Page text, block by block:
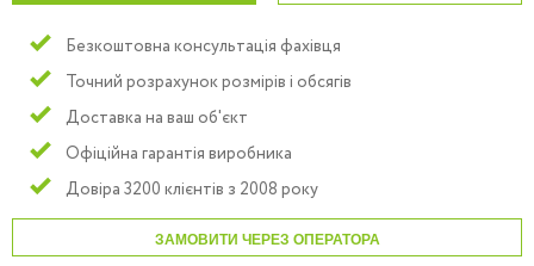
Безкоштовна консультація фахівця
Точний розрахунок розмірів і обсягів
Доставка на ваш об'єкт
Офіційна гарантія виробника
Довіра 3200 клієнтів з 2008 року
ЗАМОВИТИ ЧЕРЕЗ ОПЕРАТОРА